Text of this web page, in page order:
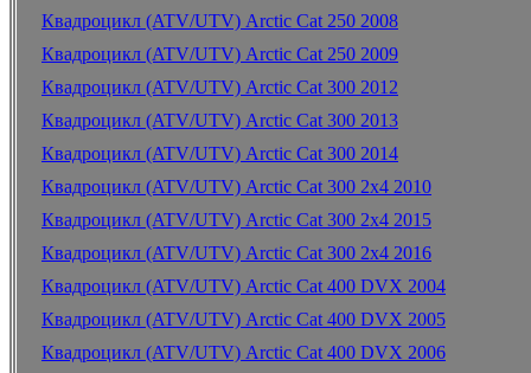
Квадроцикл (ATV/UTV) Arctic Cat 250 2008
Квадроцикл (ATV/UTV) Arctic Cat 250 2009
Квадроцикл (ATV/UTV) Arctic Cat 300 2012
Квадроцикл (ATV/UTV) Arctic Cat 300 2013
Квадроцикл (ATV/UTV) Arctic Cat 300 2014
Квадроцикл (ATV/UTV) Arctic Cat 300 2x4 2010
Квадроцикл (ATV/UTV) Arctic Cat 300 2x4 2015
Квадроцикл (ATV/UTV) Arctic Cat 300 2x4 2016
Квадроцикл (ATV/UTV) Arctic Cat 400 DVX 2004
Квадроцикл (ATV/UTV) Arctic Cat 400 DVX 2005
Квадроцикл (ATV/UTV) Arctic Cat 400 DVX 2006